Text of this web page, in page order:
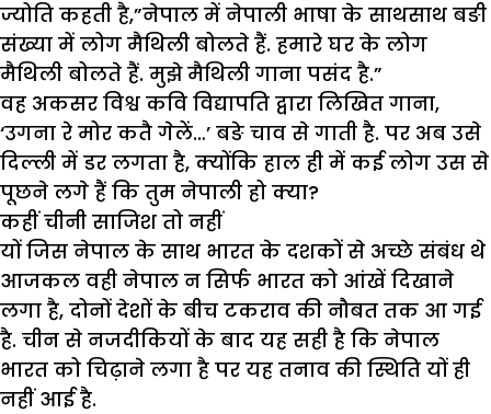
ज्योति कहती है,”नेपाल में नेपाली भाषा के साथसाथ बङी
संख्या में लोग मैथिली बोलते हैं. हमारे घर के लोग
मैथिली बोलते हैं. मुझे मैथिली गाना पसंद है.”
वह अकसर विश्व कवि विद्यापति द्वारा लिखित गाना,
‘उगना रे मोर कतै गेलें…’ बङे चाव से गाती है. पर अब उसे
दिल्ली में डर लगता है, क्योंकि हाल ही में कई लोग उस से
पूछने लगे हैं कि तुम नेपाली हो क्या?
कहीं चीनी साजिश तो नहीं
यों जिस नेपाल के साथ भारत के दशकों से अच्छे संबंध थे
आजकल वही नेपाल न सिर्फ भारत को आंखें दिखाने
लगा है, दोनों देशों के बीच टकराव की नौबत तक आ गई
है. चीन से नजदीकियों के बाद यह सही है कि नेपाल
भारत को चिढ़ाने लगा है पर यह तनाव की स्थिति यों ही
नहीं आई है.